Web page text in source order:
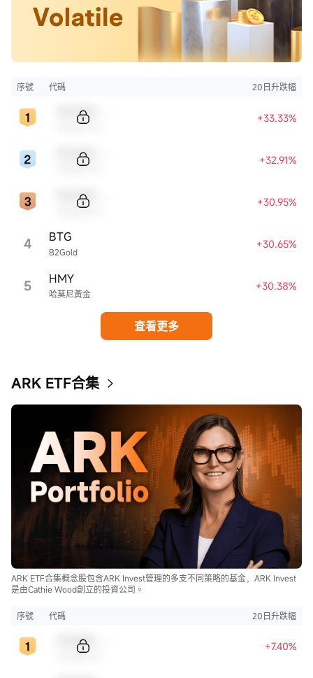
序號 代碼 20日升跌幅
+33.33%
+32.91%
+30.95%
4 B2Gold
BTG +30.65%
5 哈莫尼黃金
HMY +30.38%
查看更多
ARK ETF合集
ARK ETF合集概念股包含ARK Invest管理的多支不同策略的基金，ARK Invest
是由Cathie Wood創立的投資公司。
序號 代碼 20日升跌幅
+7.40%